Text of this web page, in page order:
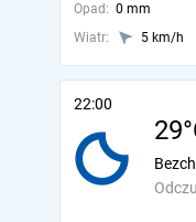
Opad: 0 mm
Wiatr:
5 km/h
22:00